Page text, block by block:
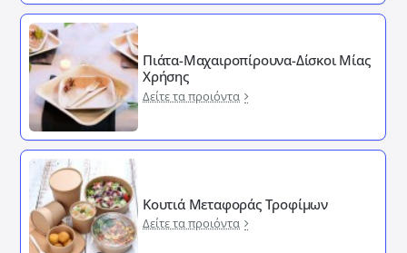
Πιάτα-Μαχαιροπίρουνα-Δίσκοι Μίας
Χρήσης
Δείτε τα προιόντα
Κουτιά Μεταφοράς Τροφίμων
Δείτε τα προιόντα